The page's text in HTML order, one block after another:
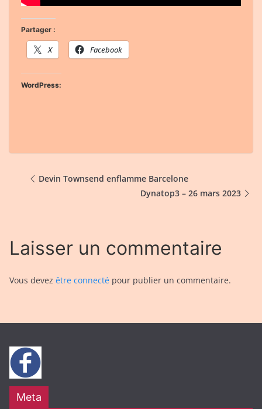
Partager :
X Facebook
WordPress:
Devin Townsend enflamme Barcelone
Dynatop3 – 26 mars 2023
Laisser un commentaire
Vous devez être connecté pour publier un commentaire.
Meta